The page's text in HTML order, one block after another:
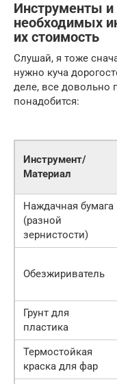
Инструменты
необходимых
их стоимость
Слушай, я тоже
нужно куча
деле, все довольно
понадобится:
Инструмент/
Материал
Наждачная бумага
(разной
зернистости)
Обезжириватель
Грунт для
пластика
Термостойкая
краска для фар